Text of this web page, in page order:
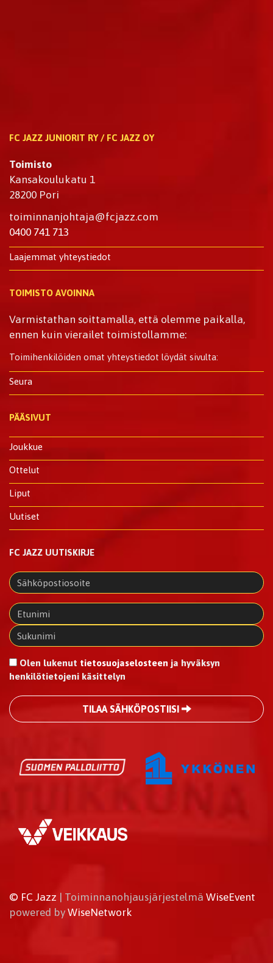
FC JAZZ JUNIORIT RY / FC JAZZ OY
Toimisto
Kansakoulukatu 1
28200 Pori
toiminnanjohtaja@fcjazz.com
0400 741 713
Laajemmat yhteystiedot
TOIMISTO AVOINNA
Varmistathan soittamalla, että olemme paikalla,
ennen kuin vierailet toimistollamme:
Toimihenkilöiden omat yhteystiedot löydät sivulta:
Seura
PÄÄSIVUT
Joukkue
Ottelut
Liput
Uutiset
FC JAZZ UUTISKIRJE
Olen lukenut tietosuojaselosteen ja hyväksyn
henkilötietojeni käsittelyn
TILAA SÄHKÖPOSTIISI
© FC Jazz | Toiminnanohjausjärjestelmä WiseEvent
powered by WiseNetwork